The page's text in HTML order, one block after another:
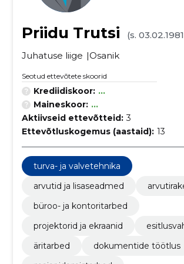
Priidu Trutsi
(s.
Juhatuse liige
Osanik
Seotud ettevõtete skoorid
Krediidiskoor: ...
Maineskoor: ...
Aktiivseid ettevõtteid: 3
Ettevõtluskogemus (aastaid): 13
turva- ja valvetehnika
arvutid ja lisaseadmed
büroo- ja kontoritarbed
projektorid ja ekraanid
äritarbed
dokumentide töötlus